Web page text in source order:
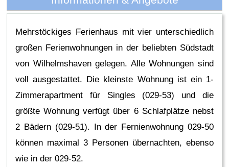
Mehrstöckiges Ferienhaus mit vier unterschiedlich
großen Ferienwohnungen in der beliebten Südstadt
von Wilhelmshaven gelegen. Alle Wohnungen sind
voll ausgestattet. Die kleinste Wohnung ist ein 1-
Zimmerapartment für Singles (029-53) und die
größte Wohnung verfügt über 6 Schlafplätze nebst
2 Bädern (029-51). In der Fernienwohnung 029-50
können maximal 3 Personen übernachten, ebenso
wie in der 029-52.